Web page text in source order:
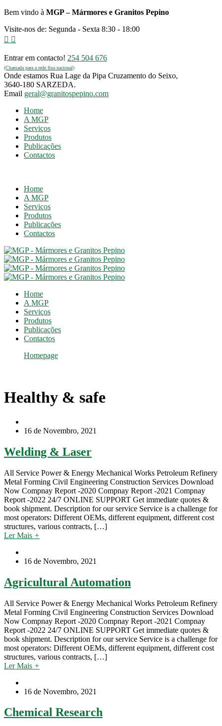
Bem vindo à MGP – Mármores e Granitos Pepino
Visite-nos de: Segunda - Sexta 8:30 - 18:00
Entrar em contacto! 254 504 676
(Chamada para a rede fixa nacional)
Onde estamos Rua Lage da Pipa Cruzamento do Seixo,
3640-180 SARZEDA.
Email geral@granitospepino.com
Home
A MGP
Serviços
Produtos
Publicações
Contactos
Home
A MGP
Serviços
Produtos
Publicações
Contactos
Home
A MGP
Serviços
Produtos
Publicações
Contactos
Homepage
Healthy & safe
16 de Novembro, 2021
Welding & Laser
All Service Power & Energy Mechanical Works Petroleum Refinery
Metal Forming Civil Engineering Construction Services Download
Now Compnay Report -2020 Compnay Report -2021 Compnay
Report -2022 24/7 ONLINE SUPPORT Get immediate quotes &
book shipment. Description for our service Service is a challenge for
most operators: Different OEMs, different equipment, different cost
structures, various contracts, […]
Ler Mais +
16 de Novembro, 2021
Agricultural Automation
All Service Power & Energy Mechanical Works Petroleum Refinery
Metal Forming Civil Engineering Construction Services Download
Now Compnay Report -2020 Compnay Report -2021 Compnay
Report -2022 24/7 ONLINE SUPPORT Get immediate quotes &
book shipment. Description for our service Service is a challenge for
most operators: Different OEMs, different equipment, different cost
structures, various contracts, […]
Ler Mais +
16 de Novembro, 2021
Chemical Research